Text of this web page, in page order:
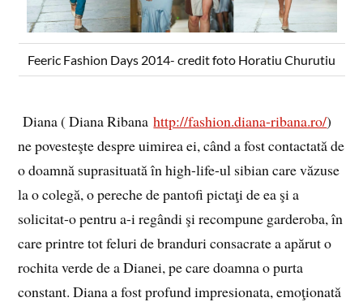
Feeric Fashion Days 2014- credit foto Horatiu Churutiu
Diana ( Diana Ribanahttp://fashion.diana-ribana.ro/)
ne povesteşte despre uimirea ei, când a fost contactată de
o doamnă suprasituată în high-life-ul sibian care văzuse
la o colegă, o pereche de pantofi pictaţi de ea şi a
solicitat-o pentru a-i regândi şi recompune garderoba, în
care printre tot feluri de branduri consacrate a apărut o
rochita verde de a Dianei, pe care doamna o purta
constant. Diana a fost profund impresionata, emoţionată